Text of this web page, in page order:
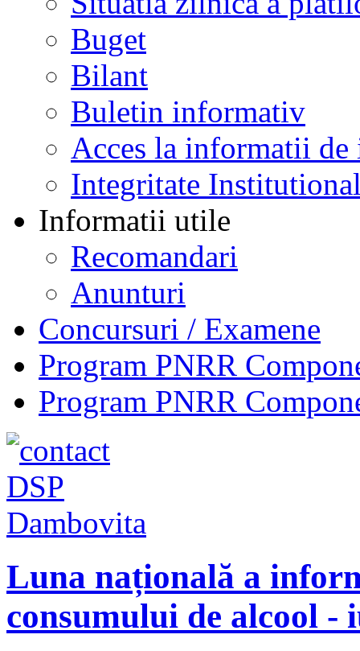
Buget
Bilant
Buletin informativ
Acces la informatii de
Integritate
Informatii utile
Recomandari
Anunturi
Concursuri / Examene
Program PNRR
Program PNRR
Luna națională a
consumului de alcool -